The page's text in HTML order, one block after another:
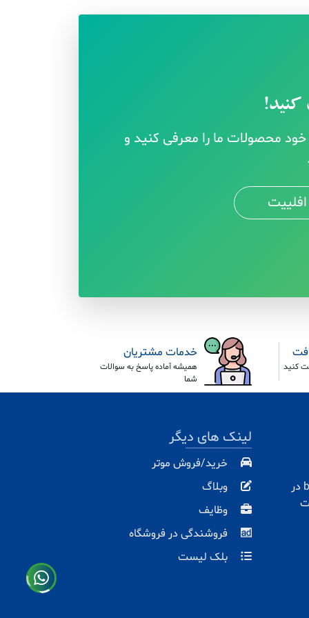
کنید!
محصولات ما را معرفی کنید و
کنید
خدمات مشتریان
همیشه آماده پاسخ به سوالات
شما
با باران مارت baranmart.com در
لینک های دیگر
خرید/فروش موتر
وبلاگ
وظایف
فروشندگی در فروشگاه
بلک لیست